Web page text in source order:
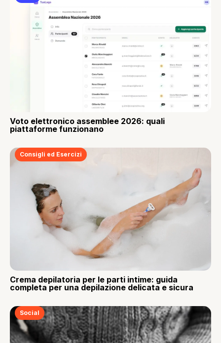
Voto elettronico assemblee 2026: quali
piattaforme funzionano
Consigli ed Esercizi
Crema depilatoria per le parti intime: guida
completa per una depilazione delicata e sicura
Social